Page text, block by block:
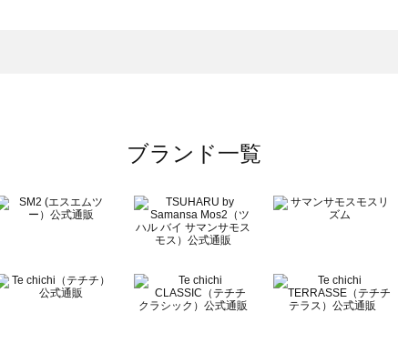
ブランド一覧